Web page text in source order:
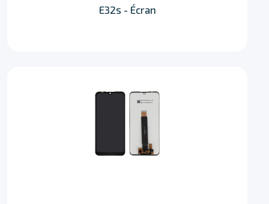
E32s - Écran